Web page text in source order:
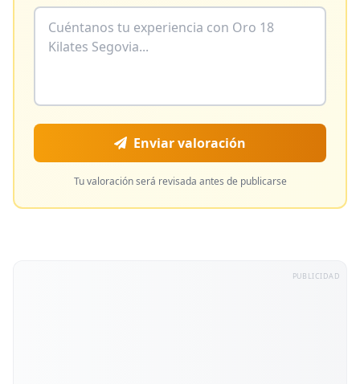
Enviar valoración
Tu valoración será revisada antes de publicarse
PUBLICIDAD